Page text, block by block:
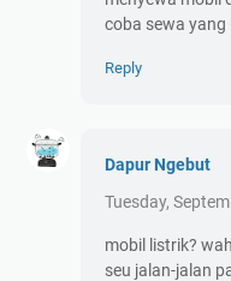
coba sewa yang
Reply
Dapur Ngebut
Tuesday,
mobil listrik?
seu jalan-jalan